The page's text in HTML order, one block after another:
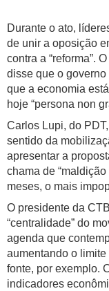
Durante o ato,
de unir a oposição
contra a “reforma”.
disse que o governo
que a economia
hoje “persona non
Carlos Lupi, do
sentido da
apresentar a
chama de
meses, o mais
O presidente da
“centralidade” do
agenda que
aumentando o
fonte, por exemplo.
indicadores